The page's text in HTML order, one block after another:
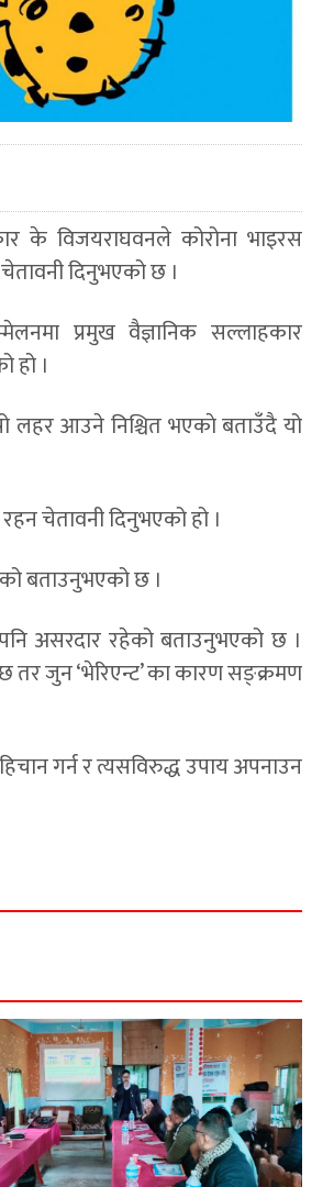
के विजयराघवनले कोरोना भाइरस
दिनुभएको छ ।
प्रमुख वैज्ञानिक सल्लाहकार
हो ।
लहर आउने निश्चित भएकाे बताउँदै यो
चेतावनी दिनुभएको हो ।
बताउनुभएको छ ।
असरदार रहेको बताउनुभएको छ ।
तर जुन ‘भेरिएन्ट’ का कारण सङ्क्रमण
गर्न र त्यसविरुद्ध उपाय अपनाउन